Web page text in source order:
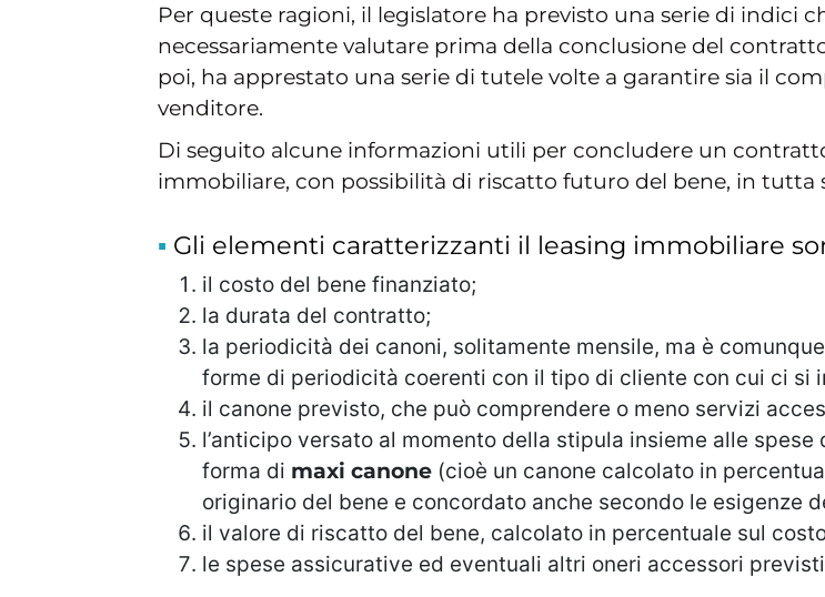
Per queste ragioni, il legislatore ha previsto una serie di indici
necessariamente valutare prima della conclusione del
poi, ha apprestato una serie di tutele volte a garantire sia il
venditore.
Di seguito alcune informazioni utili per concludere un
immobiliare, con possibilità di riscatto futuro del bene, in tutta
Gli elementi caratterizzanti il leasing immobiliare
il costo del bene finanziato;
la durata del contratto;
la periodicità dei canoni, solitamente mensile, ma è
forme di periodicità coerenti con il tipo di cliente con cui ci si
il canone previsto, che può comprendere o meno servizi
l’anticipo versato al momento della stipula insieme alle
forma di maxi canone (cioè un canone calcolato in
originario del bene e concordato anche secondo le esigenze
il valore di riscatto del bene, calcolato in percentuale sul
le spese assicurative ed eventuali altri oneri accessori